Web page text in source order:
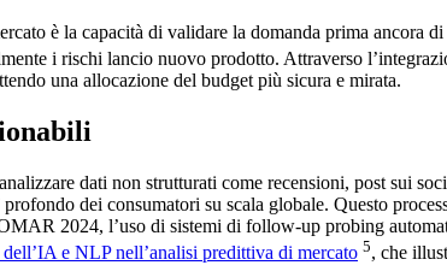
è la capacità di validare la domanda prima
i rischi lancio nuovo prodotto. Attraverso
una allocazione del budget più sicura e mirata.
dati non strutturati come recensioni, post sui
dei consumatori su scala globale. Questo
2024, l’uso di sistemi di follow-up probing
e NLP nell’analisi predittiva di mercato 5, che